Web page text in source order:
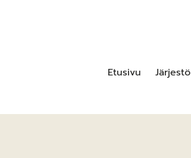
Etusivu Järjestö